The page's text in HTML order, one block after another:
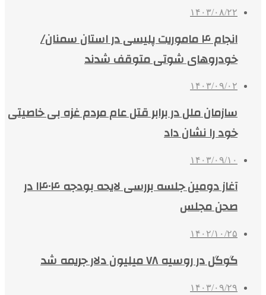
۱۴۰۳/۰۸/۲۲
انجام ۴ ماموریت پلیسی در استان سمنان/
خودروهای شوتی متوقف شدند
۱۴۰۳/۰۹/۰۲
سازمان ملل در برابر قتل عام مردم غزه بی خاصیتی
خود را نشان داد
۱۴۰۳/۰۹/۱۰
آغاز دومین جلسه بررسی لایحه بودجه ۱۴۰۴ در
صحن مجلس
۱۴۰۲/۱۰/۲۵
گوگل در روسیه ۷۸ میلیون دلار جریمه شد
۱۴۰۳/۰۹/۲۹